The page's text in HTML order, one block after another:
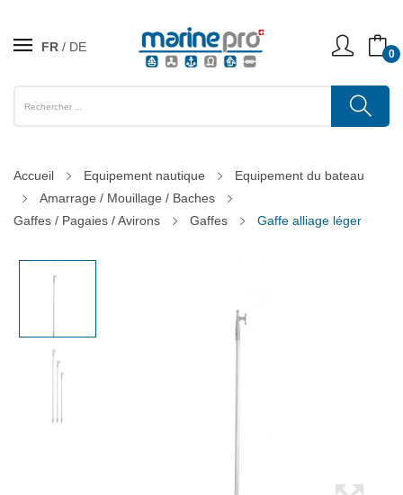
FR DE 0
Accueil Equipement nautique
Equipement du bateau
Amarrage / Mouillage / Baches
Gaffes / Pagaies / Avirons
Gaffes Gaffe alliage léger